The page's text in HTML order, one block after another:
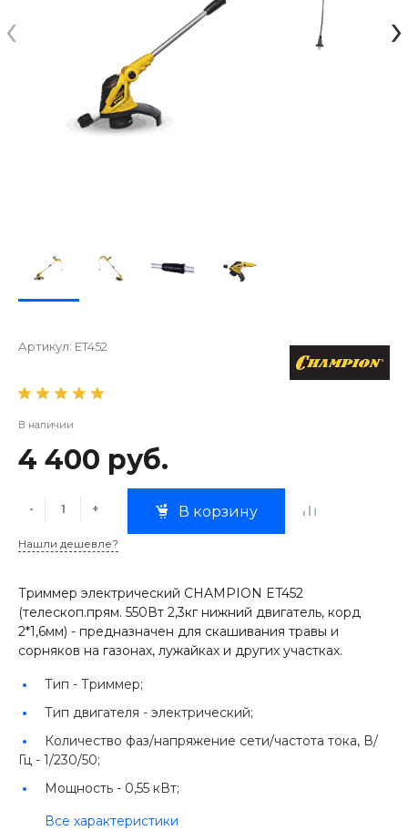
‹ ›
Артикул: ET452
В наличии
4 400 руб.
- + В корзину
Нашли дешевле?
Триммер электрический CHAMPION ET452
(телескоп.прям. 550Вт 2,3кг нижний двигатель, корд
2*1,6мм) - предназначен для скашивания травы и
сорняков на газонах, лужайках и других участках.
Тип - Триммер;
Тип двигателя - электрический;
Количество фаз/напряжение сети/частота тока, В/
Гц - 1/230/50;
Мощность - 0,55 кВт;
Все характеристики